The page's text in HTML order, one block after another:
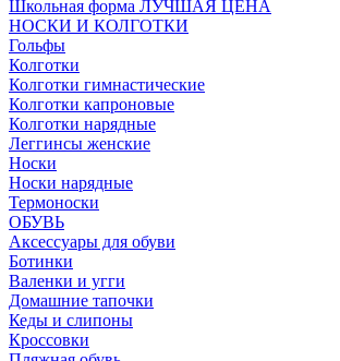
Школьная форма ЛУЧШАЯ ЦЕНА
НОСКИ И КОЛГОТКИ
Гольфы
Колготки
Колготки гимнастические
Колготки капроновые
Колготки нарядные
Леггинсы женские
Носки
Носки нарядные
Термоноски
ОБУВЬ
Аксессуары для обуви
Ботинки
Валенки и угги
Домашние тапочки
Кеды и слипоны
Кроссовки